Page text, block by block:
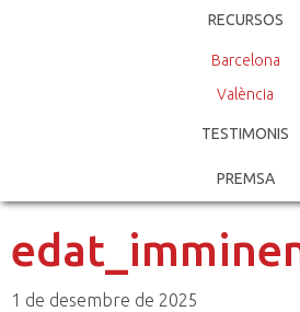
RECURSOS
Barcelona
València
TESTIMONIS
PREMSA
1 de desembre de 2025